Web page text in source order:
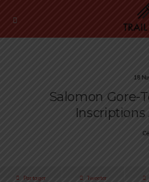
18
Salomon Gore-
Inscriptions
Partager Tweeter